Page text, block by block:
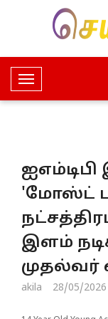
T
o
e
N
a
v
i
g
a
t
'மோஸ்ட்
இளம்
முதல்வர்
akila 28/05/2026